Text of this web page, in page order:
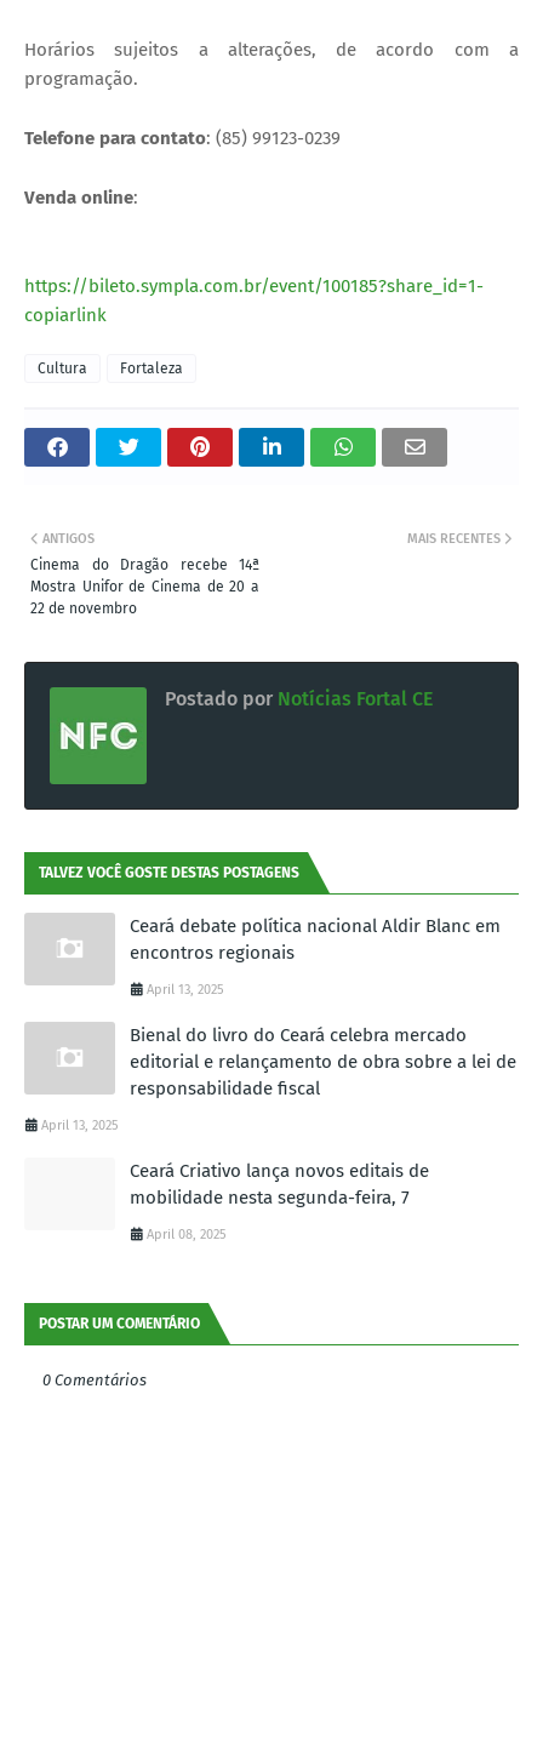
Horários sujeitos a alterações, de acordo com a
programação.
Telefone para contato: (85) 99123-0239
Venda online:
https://bileto.sympla.com.br/event/100185?share_id=1-
copiarlink
Cultura Fortaleza
MAIS RECENTES
ANTIGOS
Cinema do Dragão recebe 14ª
Mostra Unifor de Cinema de 20 a
22 de novembro
Postado por Notícias Fortal CE
TALVEZ VOCÊ GOSTE DESTAS POSTAGENS
Ceará debate política nacional Aldir Blanc em
encontros regionais
April 13, 2025
Bienal do livro do Ceará celebra mercado
editorial e relançamento de obra sobre a lei de
responsabilidade fiscal
April 13, 2025
Ceará Criativo lança novos editais de
mobilidade nesta segunda-feira, 7
April 08, 2025
POSTAR UM COMENTÁRIO
0 Comentários